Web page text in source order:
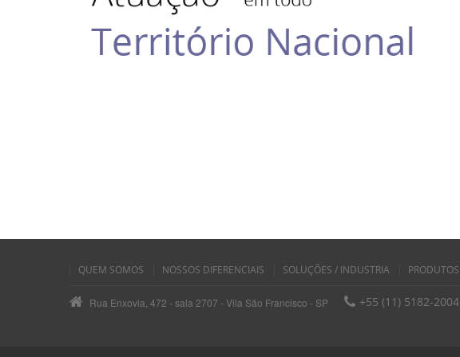
QUEM SOMOS NOSSOS DIFERENCIAIS SOLUÇÕES / INDUSTRIA PRODUTOS
Rua Enxovia, 472 - sala 2707 - Vila São Francisco - SP +55 (11) 5182-2004